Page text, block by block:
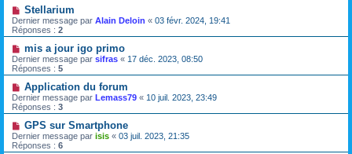
Stellarium
Dernier message par Alain Deloin « 03 févr. 2024, 19:41
Réponses : 2
mis a jour igo primo
Dernier message par sifras « 17 déc. 2023, 08:50
Réponses : 5
Application du forum
Dernier message par Lemass79 « 10 juil. 2023, 23:49
Réponses : 3
GPS sur Smartphone
Dernier message par isis « 03 juil. 2023, 21:35
Réponses : 6